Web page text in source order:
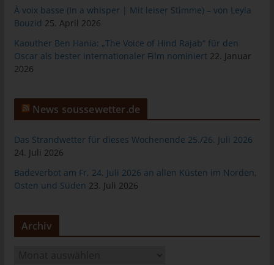
À voix basse (In a whisper | Mit leiser Stimme) – von Leyla
Bouzid 25. April 2026
Kaouther Ben Hania: „The Voice of Hind Rajab“ für den
Oscar als bester internationaler Film nominiert 22. Januar
2026
News soussewetter.de
Das Strandwetter für dieses Wochenende 25./26. Juli 2026
24. Juli 2026
Badeverbot am Fr, 24. Juli 2026 an allen Küsten im Norden,
Osten und Süden 23. Juli 2026
Archiv
besuchten Internetseiten und Servern, den individuellen
Browser der betroffenen Person von anderen Internetbrowsern,
Internetbrowser kann über die eindeutige Cookie-ID
wiedererkannt und identifiziert werden.
die Cookie-Setzung nicht möglich wären.
auf unserer Internetseite im Sinne des Benutzers optimiert
werden. Cookies ermöglichen uns, wie bereits erwähnt, die
Wiedererkennung ist es, den Nutzern die Verwendung unserer
Internetseite zu erleichtern. Der Benutzer einer Internetseite, die
Besuch der Internetseite erneut seine Zugangsdaten eingeben,
weil dies von der Internetseite und dem auf dem